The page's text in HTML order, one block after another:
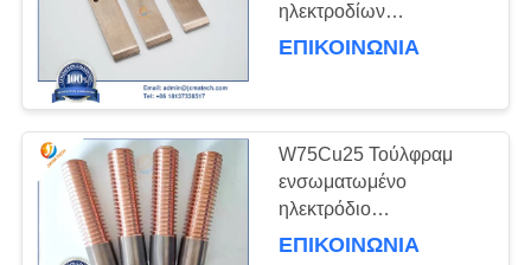
rhenium
βολφραμίου κράμα
ηλεκτροδίων
ηλεκτροδίων από χαλκό
ΕΠΙΚΟΙΝΩΝΊΑ
W75Cu25 Τούλφραμ
ενσωματωμένο
ηλεκτρόδιο
συγκόλλησης χαλκού
ΕΠΙΚΟΙΝΩΝΊΑ